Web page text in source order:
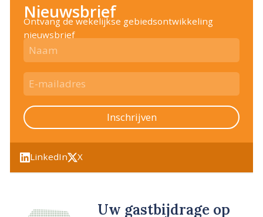
Nieuwsbrief
Ontvang de wekelijkse gebiedsontwikkeling
nieuwsbrief
Inschrijven
LinkedIn X
Uw gastbijdrage op